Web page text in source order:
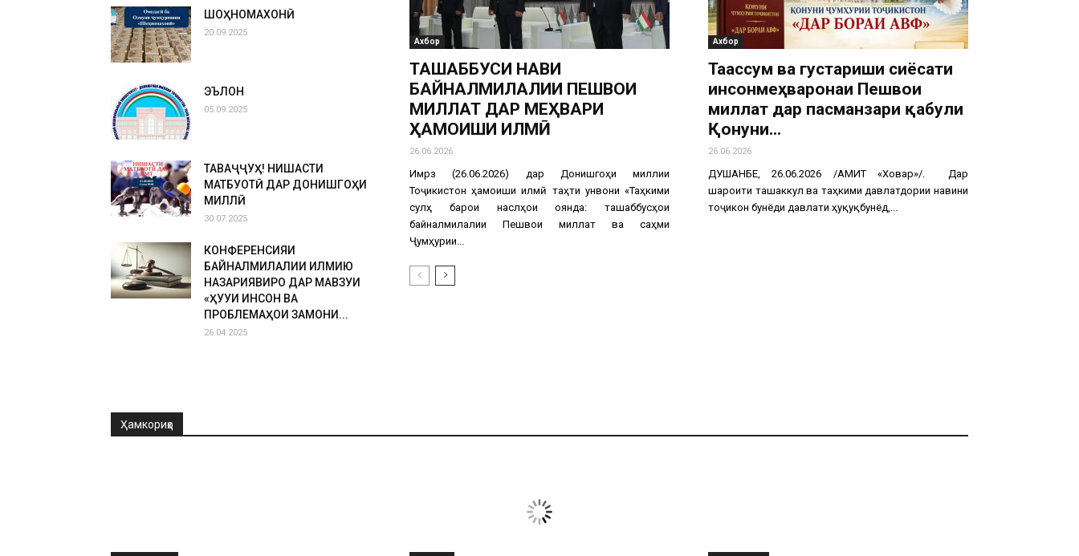
ШОҲНОМАХОНӢ
20.09.2025
ЭЪЛОН
05.09.2025
ТАВАҶҶУҲ! НИШАСТИ
МАТБУОТӢ ДАР ДОНИШГОҲИ
МИЛЛӢ
30.07.2025
КОНФЕРЕНСИЯИ
БАЙНАЛМИЛАЛИИ ИЛМИЮ
НАЗАРИЯВИРО ДАР МАВЗУИ
«ҲУҚУҚИ ИНСОН ВА
ПРОБЛЕМАҲОИ ЗАМОНИ...
26.04.2025
Ахбор
ТАШАББУСИ НАВИ
БАЙНАЛМИЛАЛИИ ПЕШВОИ
МИЛЛАТ ДАР МЕҲВАРИ
ҲАМОИШИ ИЛМӢ
26.06.2026
Имрӯз (26.06.2026) дар Донишгоҳи миллии
Тоҷикистон ҳамоиши илмӣ таҳти унвони «Таҳкими
сулҳ барои наслҳои оянда: ташаббусҳои
байналмилалии Пешвои миллат ва саҳми
Ҷумҳурии...
Ахбор
Таҷассум ва густариши сиёсати
инсонмеҳваронаи Пешвои
миллат дар пасманзари қабули
Қонуни...
26.06.2026
ДУШАНБЕ, 26.06.2026 /АМИТ «Ховар»/. Дар
шароити ташаккул ва таҳкими давлатдории навини
тоҷикон бунёди давлати ҳуқуқбунёд,...
Ҳамкориҳо